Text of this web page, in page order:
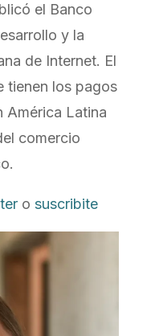
el Banco
y la
de Internet. El
tienen los pagos
América Latina
comercio
osuscribite